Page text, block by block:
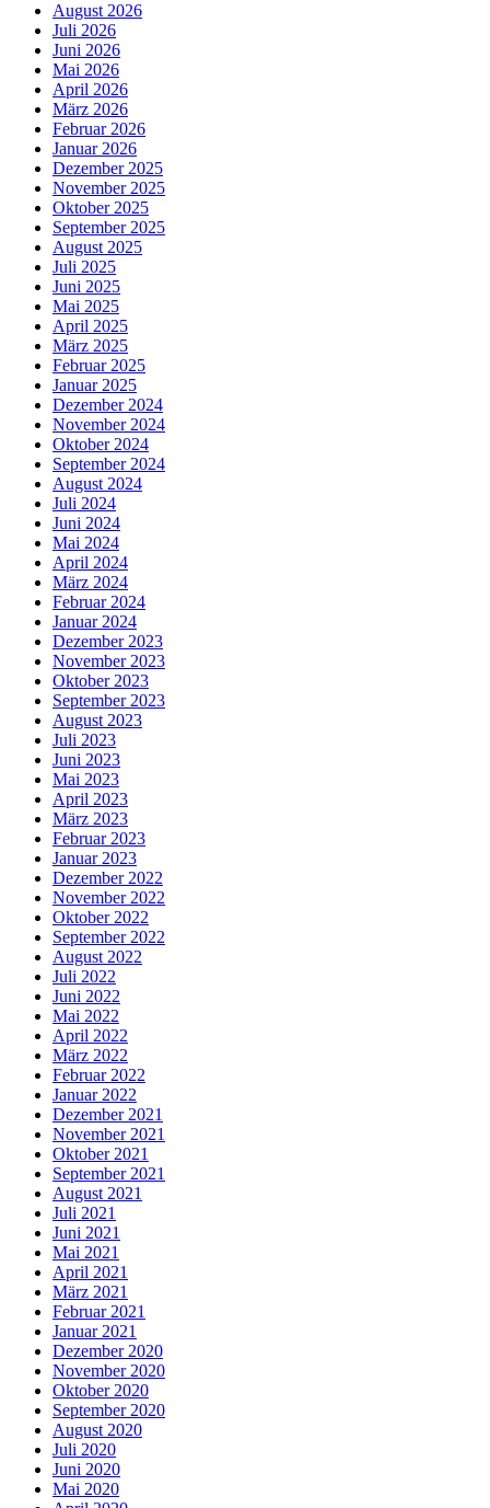
August 2026
Juli 2026
Juni 2026
Mai 2026
April 2026
März 2026
Februar 2026
Januar 2026
Dezember 2025
November 2025
Oktober 2025
September 2025
August 2025
Juli 2025
Juni 2025
Mai 2025
April 2025
März 2025
Februar 2025
Januar 2025
Dezember 2024
November 2024
Oktober 2024
September 2024
August 2024
Juli 2024
Juni 2024
Mai 2024
April 2024
März 2024
Februar 2024
Januar 2024
Dezember 2023
November 2023
Oktober 2023
September 2023
August 2023
Juli 2023
Juni 2023
Mai 2023
April 2023
März 2023
Februar 2023
Januar 2023
Dezember 2022
November 2022
Oktober 2022
September 2022
August 2022
Juli 2022
Juni 2022
Mai 2022
April 2022
März 2022
Februar 2022
Januar 2022
Dezember 2021
November 2021
Oktober 2021
September 2021
August 2021
Juli 2021
Juni 2021
Mai 2021
April 2021
März 2021
Februar 2021
Januar 2021
Dezember 2020
November 2020
Oktober 2020
September 2020
August 2020
Juli 2020
Juni 2020
Mai 2020